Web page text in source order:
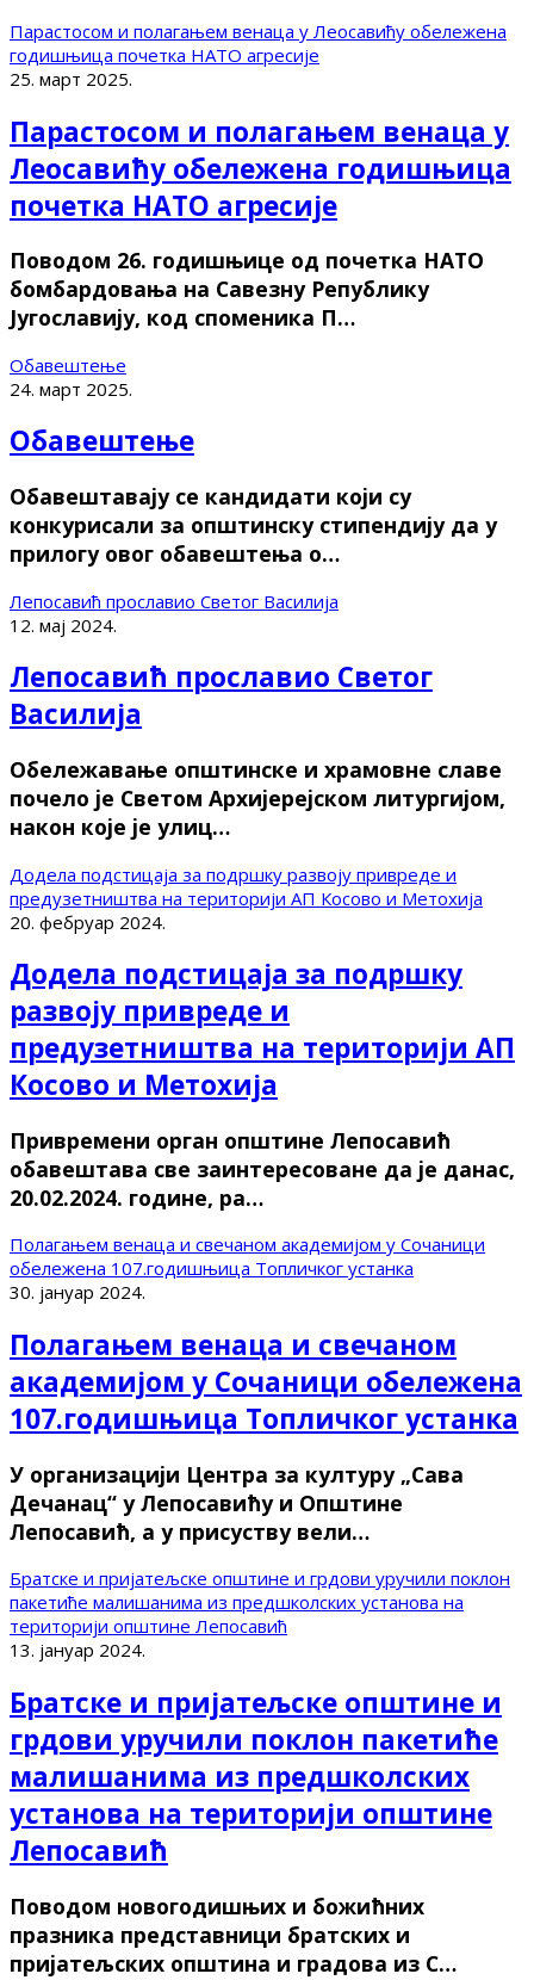
Парастосом и полагањем венаца у Леосавићу обележена
годишњица почетка НАТО агресије
25. март 2025.
Парастосом и полагањем венаца у
Леосавићу обележена годишњица
почетка НАТО агресије
Поводом 26. годишњице од почетка НАТО
бомбардовања на Савезну Републику
Југославију, код споменика П…
Обавештење
24. март 2025.
Обавештење
Обавештавају се кандидати који су
конкурисали за општинску стипендију да у
прилогу овог обавештења о…
Лепосавић прославио Светог Василија
12. мај 2024.
Лепосавић прославио Светог
Василија
Обележавање општинске и храмовне славе
почело је Светом Архијерејском литургијом,
након које је улиц…
Додела подстицаја за подршку развоју привреде и
предузетништва на територији АП Косово и Метохија
20. фебруар 2024.
Додела подстицаја за подршку
развоју привреде и
предузетништва на територији АП
Косово и Метохија
Привремени орган општине Лепосавић
обавештава све заинтересоване да је данас,
20.02.2024. године, ра…
Полагањем венаца и свечаном академијом у Сочаници
обележена 107.годишњица Топличког устанка
30. јануар 2024.
Полагањем венаца и свечаном
академијом у Сочаници обележена
107.годишњица Топличког устанка
У организацији Центра за културу „Сава
Дечанац“ у Лепосавићу и Општине
Лепосавић, а у присуству вели…
Братске и пријатељске општине и грдови уручили поклон
пакетиће малишанима из предшколских установа на
територији општине Лепосавић
13. јануар 2024.
Братске и пријатељске општине и
грдови уручили поклон пакетиће
малишанима из предшколских
установа на територији општине
Лепосавић
Поводом новогодишњих и божићних
празника представници братских и
пријатељских општина и градова из С…